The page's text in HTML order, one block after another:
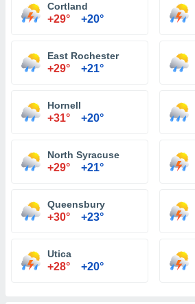
Cortland
+29° +20°
East Rochester
+29° +21°
Hornell
+31° +20°
North Syracuse
+29° +21°
Queensbury
+30° +23°
Utica
+28° +20°